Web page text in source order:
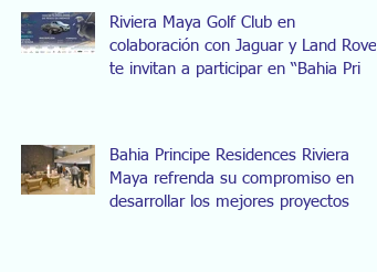
Riviera Maya Golf Club en
colaboración con Jaguar y Land Rover
te invitan a participar en “Bahia Pri
Bahia Principe Residences Riviera
Maya refrenda su compromiso en
desarrollar los mejores proyectos